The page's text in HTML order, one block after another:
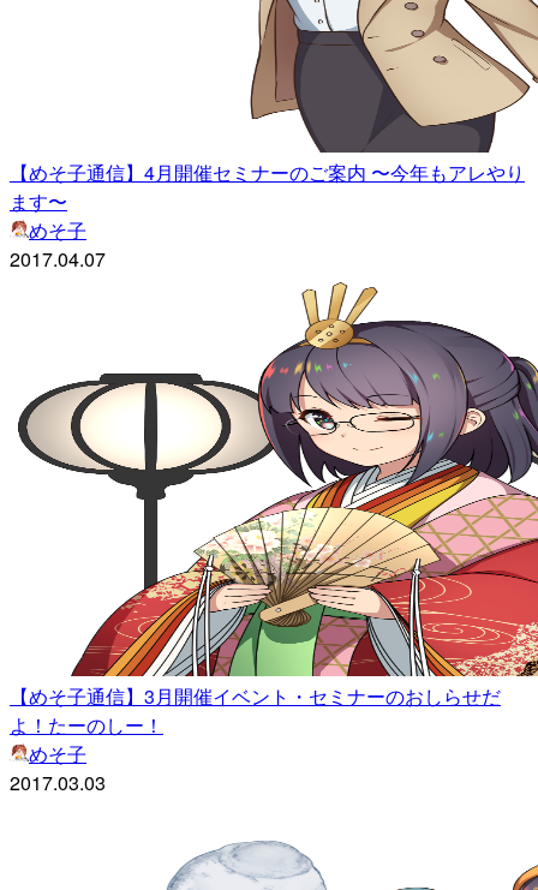
【めそ子通信】4月開催セミナーのご案内 〜今年もアレやり
ます〜
めそ子
2017.04.07
【めそ子通信】3月開催イベント・セミナーのおしらせだ
よ！たーのしー！
めそ子
2017.03.03